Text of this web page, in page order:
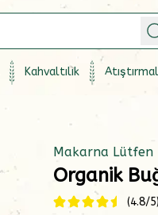
Kahvaltılık
Makarna Lütfen
Organik
(4.8/5)